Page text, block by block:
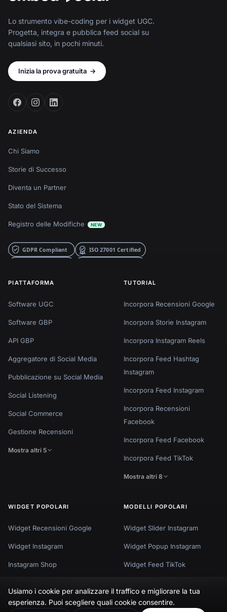
Lo strumento vibe-coding per i widget UGC.
Progetta, integra e pubblica feed social su
qualsiasi sito, in pochi minuti.
Inizia la prova gratuita →
AZIENDA
Chi Siamo
Storie di Successo
Diventa un Partner
Stato del Sistema
Registro delle Modifiche NEW
PIATTAFORMA
Software UGC
Software GBP
API GBP
Aggregatore di Social Media
Pubblicazione su Social Media
Social Listening
Social Commerce
Gestione Recensioni
Mostra altri 5
TUTORIAL
Incorpora Recensioni Google
Incorpora Storie Instagram
Incorpora Instagram Reels
Incorpora Feed Hashtag
Instagram
Incorpora Feed Instagram
Incorpora Recensioni
Facebook
Incorpora Feed Facebook
Incorpora Feed TikTok
Mostra altri 8
WIDGET POPOLARI
Widget Recensioni Google
Widget Instagram
Instagram Shop
Widget Facebook
MODELLI POPOLARI
Widget Slider Instagram
Widget Popup Instagram
Widget Feed TikTok
Instagram UGC Shop
Usiamo i cookie per analizzare il traffico e migliorare la tua
esperienza. Puoi scegliere quali cookie consentire.
🇬🇧 Would you prefer this site in English?